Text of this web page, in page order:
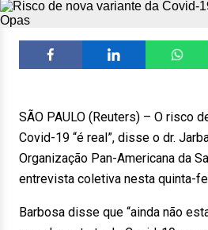
SÃO PAULO (Reuters) – O risco
Covid-19 “é real”, disse o dr.
Organização Pan-Americana da
entrevista coletiva nesta quinta-
Barbosa disse que “ainda não